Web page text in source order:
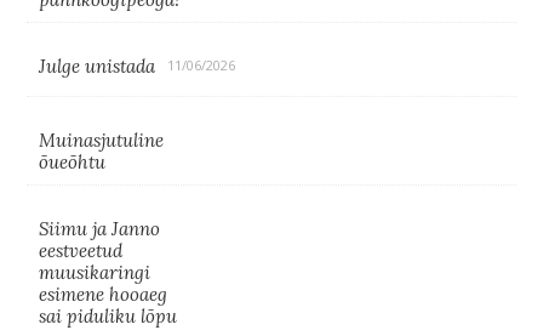
Julge unistada 11/06/2026
Muinasjutuline
õueõhtu
Siimu ja Janno
eestveetud
muusikaringi
esimene hooaeg
sai piduliku lõpu